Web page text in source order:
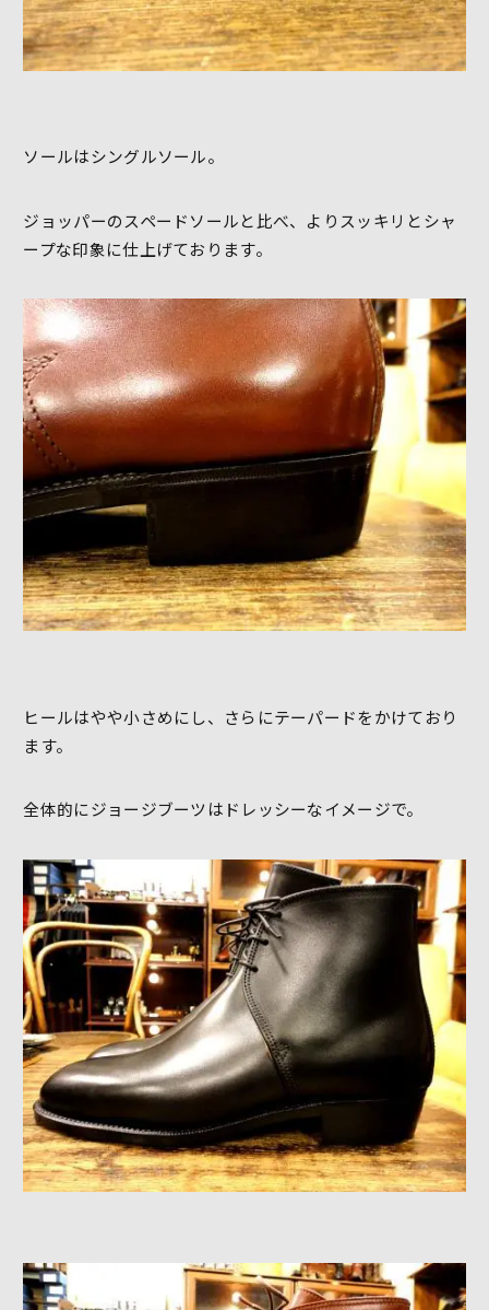
ソールはシングルソール。
ジョッパーのスペードソールと比べ、よりスッキリとシャ
ープな印象に仕上げております。
ヒールはやや小さめにし、さらにテーパードをかけており
ます。
全体的にジョージブーツはドレッシーなイメージで。